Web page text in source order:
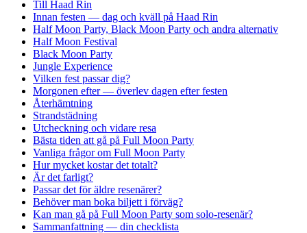
Till Haad Rin
Innan festen — dag och kväll på Haad Rin
Half Moon Party, Black Moon Party och andra alternativ
Half Moon Festival
Black Moon Party
Jungle Experience
Vilken fest passar dig?
Morgonen efter — överlev dagen efter festen
Återhämtning
Strandstädning
Utcheckning och vidare resa
Bästa tiden att gå på Full Moon Party
Vanliga frågor om Full Moon Party
Hur mycket kostar det totalt?
Är det farligt?
Passar det för äldre resenärer?
Behöver man boka biljett i förväg?
Kan man gå på Full Moon Party som solo-resenär?
Sammanfattning — din checklista